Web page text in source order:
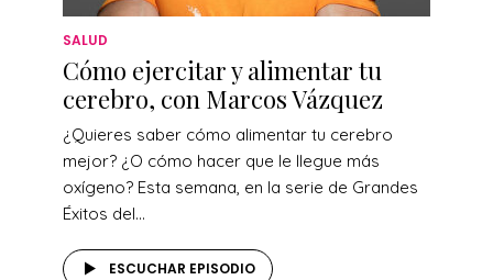
SALUD
Cómo ejercitar y alimentar tu
cerebro, con Marcos Vázquez
¿Quieres saber cómo alimentar tu cerebro
mejor? ¿O cómo hacer que le llegue más
oxígeno? Esta semana, en la serie de Grandes
Éxitos del...
ESCUCHAR EPISODIO